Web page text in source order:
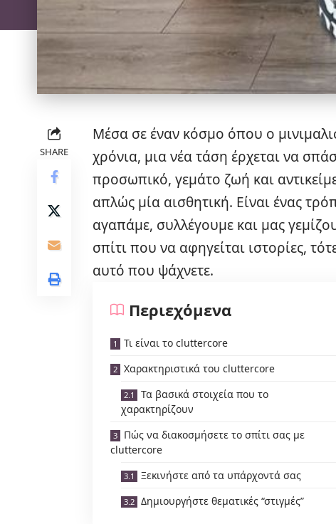
SHARE
Μέσα σε έναν κόσμο όπου ο
χρόνια, μια νέα τάση έρχεται να
προσωπικό, γεμάτο ζωή και
απλώς μία αισθητική. Είναι ένας
αγαπάμε, συλλέγουμε και μας
σπίτι που να αφηγείται ιστορίες,
αυτό που ψάχνετε.
Περιεχόμενα
Τι είναι το cluttercore
Χαρακτηριστικά του cluttercore
Τα βασικά στοιχεία που το
χαρακτηρίζουν
Πώς να διακοσμήσετε το σπίτι σας με
cluttercore
Ξεκινήστε από τα υπάρχοντά σας
Δημιουργήστε θεματικές “στιγμές”